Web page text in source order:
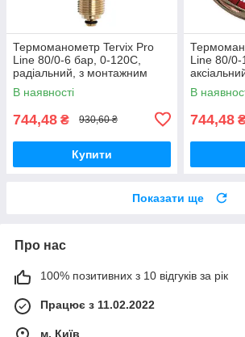
Термоманометр Tervix Pro
Line 80/0-6 бар, 0-120С,
радіальний, з монтажним
клапаном 1/2"
В наявності
744,48 ₴ 930,60 ₴
Купити
Line 80/
клапаном
В
744,48
Показати ще
Про нас
100% позитивних з 10 відгуків за рік
Працює з 11.02.2022
м. Київ